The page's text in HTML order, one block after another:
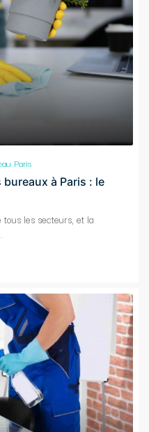
Paris
à Paris : le
les secteurs, et la